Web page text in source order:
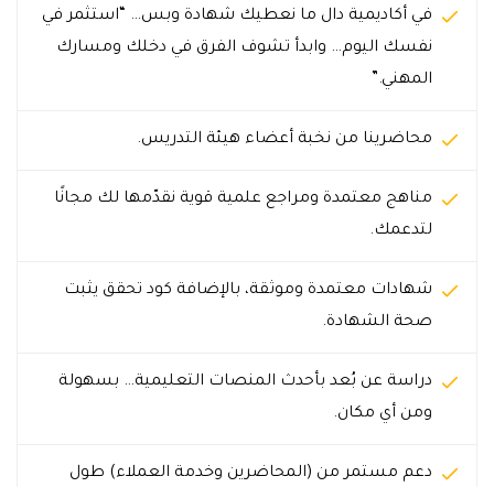
في أكاديمية دال ما نعطيك شهادة وبس… “استثمر في
نفسك اليوم… وابدأ تشوف الفرق في دخلك ومسارك
المهني.”
محاضرينا من نخبة أعضاء هيئة التدريس.
مناهج معتمدة ومراجع علمية قوية نقدّمها لك مجانًا
لتدعمك.
شهادات معتمدة وموثقة، بالإضافة كود تحقق يثبت
صحة الشهادة.
دراسة عن بُعد بأحدث المنصات التعليمية… بسهولة
ومن أي مكان.
دعم مستمر من (المحاضرين وخدمة العملاء) طول